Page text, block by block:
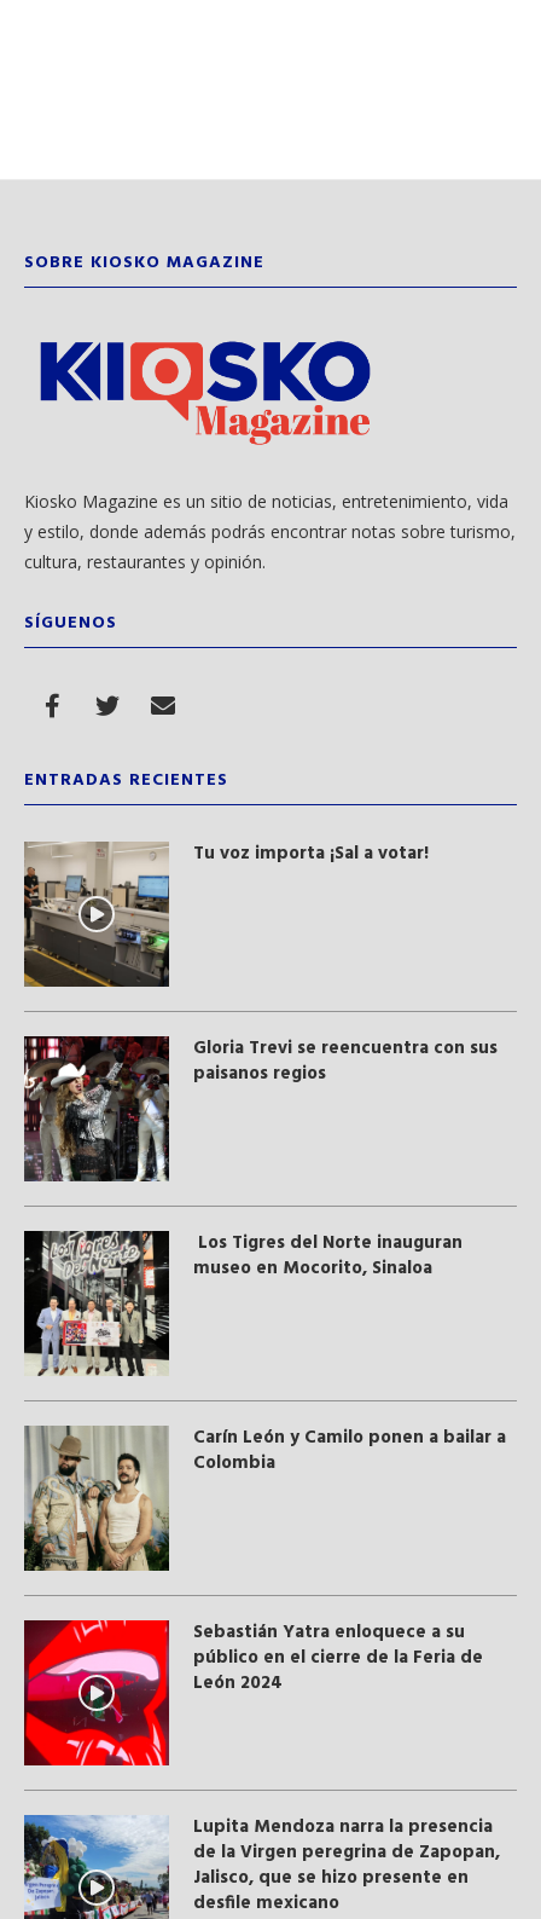
SOBRE KIOSKO MAGAZINE
Kiosko Magazine es un sitio de noticias, entretenimiento, vida
y estilo, donde además podrás encontrar notas sobre turismo,
cultura, restaurantes y opinión.
SÍGUENOS
ENTRADAS RECIENTES
Tu voz importa ¡Sal a votar!
Gloria Trevi se reencuentra con sus
paisanos regios
Los Tigres del Norte inauguran
museo en Mocorito, Sinaloa
Carín León y Camilo ponen a bailar a
Colombia
Sebastián Yatra enloquece a su
público en el cierre de la Feria de
León 2024
Lupita Mendoza narra la presencia
de la Virgen peregrina de Zapopan,
Jalisco, que se hizo presente en
desfile mexicano